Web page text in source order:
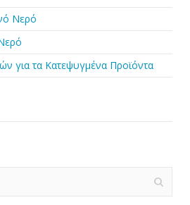
Νερό
για τα Κατεψυγμένα Προϊόντα